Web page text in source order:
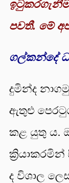
පවතී. මේ
ගල්කන්දේ
දුමින්ද
ඇතුළු
කළ යුතු ය.
ක්‍රියාකරමින්
ද විශාල